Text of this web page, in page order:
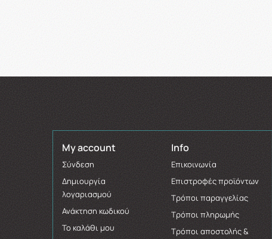
My account
Σύνδεση
Δημιουργία
λογαριασμού
Ανάκτηση κωδικού
Το καλάθι μου
Info
Επικοινωνία
Επιστροφές προϊόντων
Τρόποι παραγγελίας
Τρόποι πληρωμής
Τρόποι αποστολής &